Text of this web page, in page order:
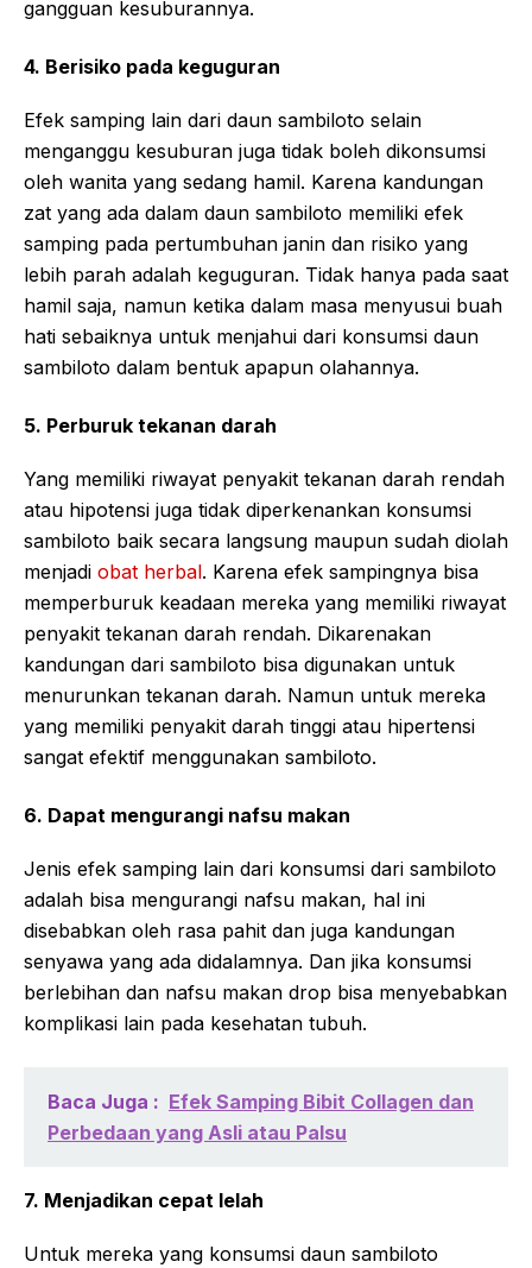
gangguan kesuburannya.
4. Berisiko pada keguguran
Efek samping lain dari daun sambiloto selain
menganggu kesuburan juga tidak boleh dikonsumsi
oleh wanita yang sedang hamil. Karena kandungan
zat yang ada dalam daun sambiloto memiliki efek
samping pada pertumbuhan janin dan risiko yang
lebih parah adalah keguguran. Tidak hanya pada saat
hamil saja, namun ketika dalam masa menyusui buah
hati sebaiknya untuk menjahui dari konsumsi daun
sambiloto dalam bentuk apapun olahannya.
5. Perburuk tekanan darah
Yang memiliki riwayat penyakit tekanan darah rendah
atau hipotensi juga tidak diperkenankan konsumsi
sambiloto baik secara langsung maupun sudah diolah
menjadi obat herbal. Karena efek sampingnya bisa
memperburuk keadaan mereka yang memiliki riwayat
penyakit tekanan darah rendah. Dikarenakan
kandungan dari sambiloto bisa digunakan untuk
menurunkan tekanan darah. Namun untuk mereka
yang memiliki penyakit darah tinggi atau hipertensi
sangat efektif menggunakan sambiloto.
6. Dapat mengurangi nafsu makan
Jenis efek samping lain dari konsumsi dari sambiloto
adalah bisa mengurangi nafsu makan, hal ini
disebabkan oleh rasa pahit dan juga kandungan
senyawa yang ada didalamnya. Dan jika konsumsi
berlebihan dan nafsu makan drop bisa menyebabkan
komplikasi lain pada kesehatan tubuh.
Baca Juga : Efek Samping Bibit Collagen dan
Perbedaan yang Asli atau Palsu
7. Menjadikan cepat lelah
Untuk mereka yang konsumsi daun sambiloto